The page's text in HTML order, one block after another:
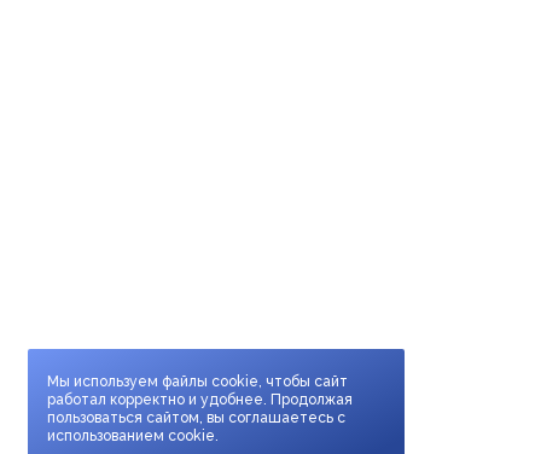
Мы используем файлы cookie, чтобы сайт
работал корректно и удобнее. Продолжая
пользоваться сайтом, вы соглашаетесь с
использованием cookie.